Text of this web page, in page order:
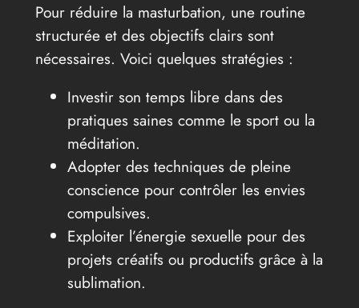
Pour réduire la masturbation, une routine
structurée et des objectifs clairs sont
nécessaires. Voici quelques stratégies :
Investir son temps libre dans des
pratiques saines comme le sport ou la
méditation.
Adopter des techniques de pleine
conscience pour contrôler les envies
compulsives.
Exploiter l’énergie sexuelle pour des
projets créatifs ou productifs grâce à la
sublimation.